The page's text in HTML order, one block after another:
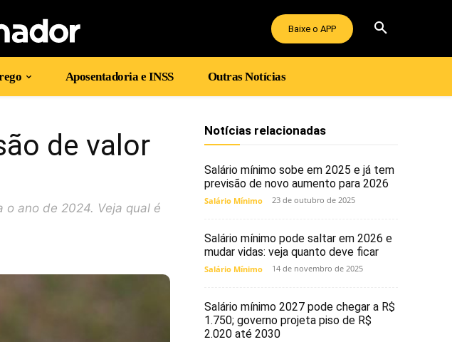
Baixe o APP
Aposentadoria e INSS Outras Notícias
de valor
o ano de 2024. Veja qual é
Notícias relacionadas
Salário mínimo sobe em 2025 e já tem
previsão de novo aumento para 2026
Salário Mínimo 23 de outubro de 2025
Salário mínimo pode saltar em 2026 e
mudar vidas: veja quanto deve ficar
Salário Mínimo 14 de novembro de 2025
Salário mínimo 2027 pode chegar a R$
1.750; governo projeta piso de R$
2.020 até 2030